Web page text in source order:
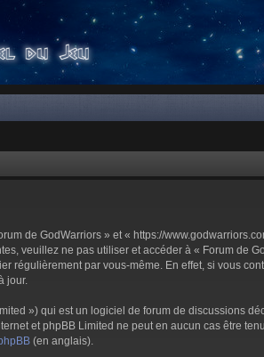
de GodWarriors » et « https://
veuillez ne pas utiliser et accéder à « Forum de
par vous-même. En effet, si vous
jour.
») qui est un logiciel de forum de discussions
et phpBB Limited ne peut en aucun cas être
(en anglais).